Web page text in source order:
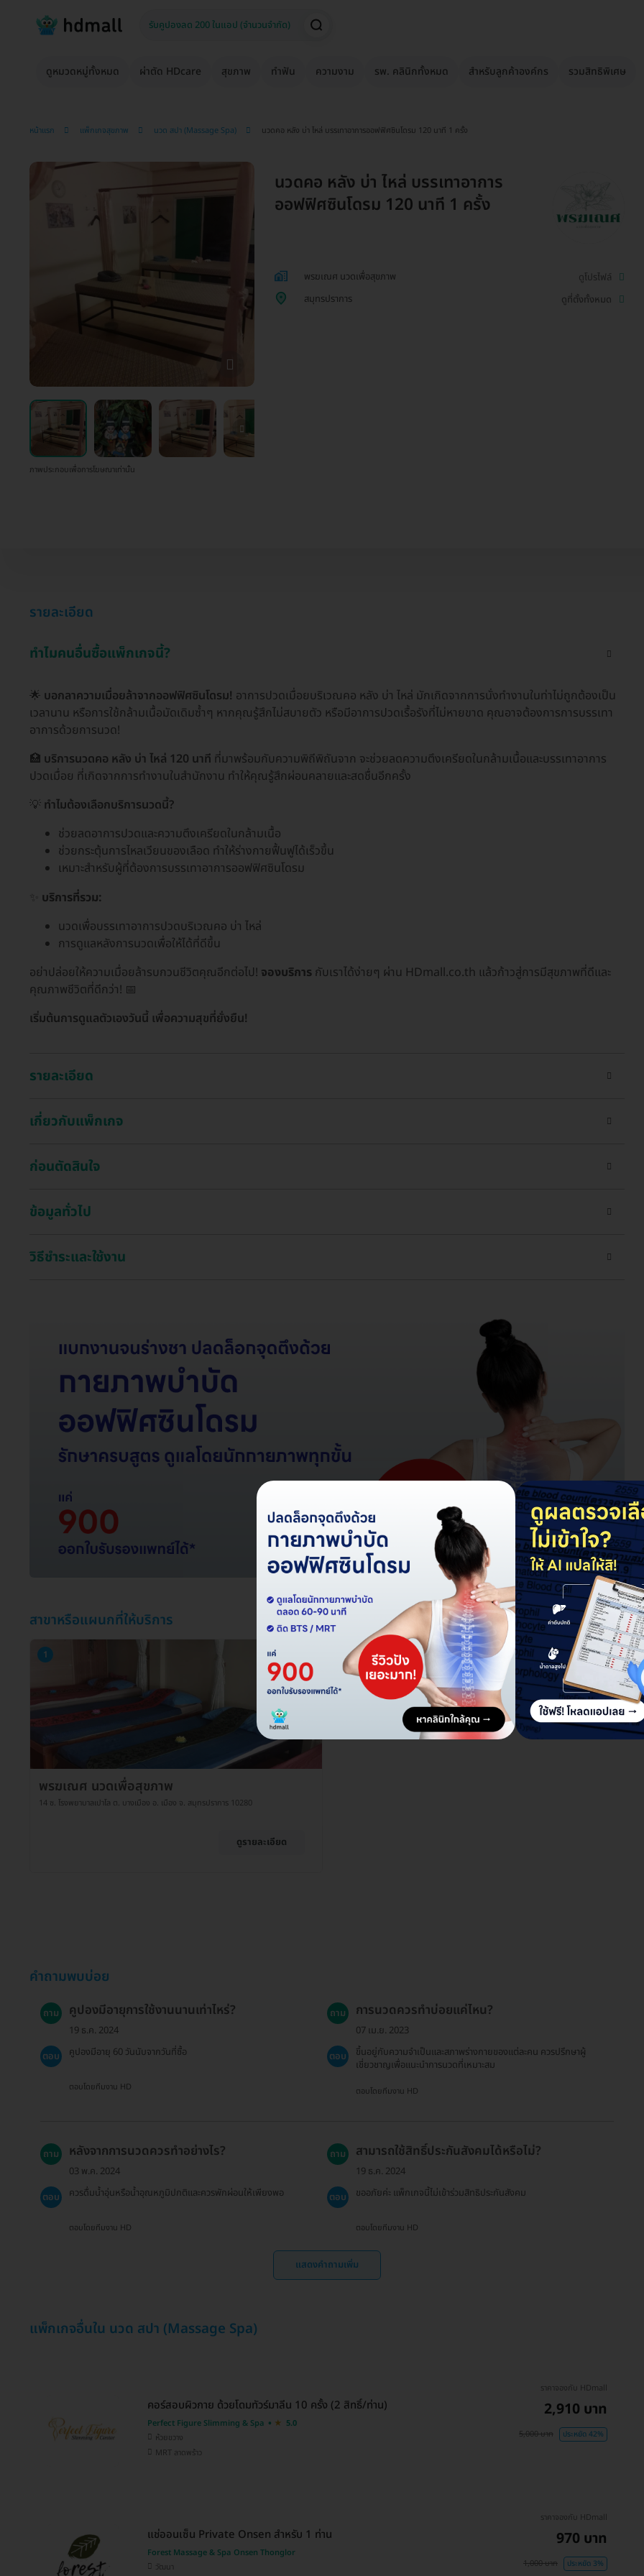
ดูหมวดหมู่ทั้งหมด ผ่าตัด HDcare สุขภาพ ทำฟัน ความงาม รพ. คลินิกทั้งหมด สำหรับลูกค้าองค์กร รวมสิทธิพิเศษ
หน้าแรก แพ็กเกจสุขภาพ นวด สปา (Massage Spa) นวดคอ หลัง บ่า ไหล่ บรรเทาอาการออฟฟิศซินโดรม 120 นาที 1 ครั้ง
ภาพประกอบเพื่อการโฆษณาเท่านั้น
นวดคอ หลัง บ่า ไหล่ บรรเทาอาการ
ออฟฟิศซินโดรม 120 นาที 1 ครั้ง
พรฆเณศ นวดเพื่อสุขภาพ
ดูโปรไฟล์
สมุทรปราการ
ดูที่ตั้งทั้งหมด
รายละเอียด
ทำไมคนอื่นซื้อแพ็กเกจนี้?
🌟 บอกลาความเมื่อยล้าจากออฟฟิศซินโดรม! อาการปวดเมื่อยบริเวณคอ หลัง บ่า ไหล่ มักเกิดจากการนั่งทำงานในท่าไม่ถูกต้องเป็น
เวลานาน หรือการใช้กล้ามเนื้อมัดเดิมซ้ำๆ หากคุณรู้สึกไม่สบายตัว หรือมีอาการปวดเรื้อรังที่ไม่หายขาด คุณอาจต้องการการบรรเทา
อาการด้วยการนวด!
🏥 บริการนวดคอ หลัง บ่า ไหล่ 120 นาที ที่มาพร้อมกับความพิถีพิถันจาก จะช่วยลดความตึงเครียดในกล้ามเนื้อและบรรเทาอาการ
ปวดเมื่อย ที่เกิดจากการทำงานในสำนักงาน ทำให้คุณรู้สึกผ่อนคลายและสดชื่นอีกครั้ง
💡 ทำไมต้องเลือกบริการนวดนี้?
ช่วยลดอาการปวดและความตึงเครียดในกล้ามเนื้อ
ช่วยกระตุ้นการไหลเวียนของเลือด ทำให้ร่างกายฟื้นฟูได้เร็วขึ้น
เหมาะสำหรับผู้ที่ต้องการบรรเทาอาการออฟฟิศซินโดรม
บริการที่รวม:
นวดเพื่อบรรเทาอาการปวดบริเวณคอ บ่า ไหล่
การดูแลหลังการนวดเพื่อให้ได้ที่ดีขึ้น
อย่าปล่อยให้ความเมื่อยล้ารบกวนชีวิตคุณอีกต่อไป! จองบริการ กับเราได้ง่ายๆ ผ่าน HDmall.co.th แล้วก้าวสู่การมีสุขภาพที่ดีและ
คุณภาพชีวิตที่ดีกว่า! 📅
เริ่มต้นการดูแลตัวเองวันนี้ เพื่อความสุขที่ยั่งยืน!
รายละเอียด
เกี่ยวกับแพ็กเกจ
ก่อนตัดสินใจ
ข้อมูลทั่วไป
วิธีชำระและใช้งาน
สาขาหรือแผนกที่ให้บริการ
1
พรฆเณศ นวดเพื่อสุขภาพ
14 ซ. โรงพยาบาลเปาโล ต. บางเมือง อ. เมือง จ. สมุทรปราการ 10280
ดูรายละเอียด
คำถามพบบ่อย
ถาม คูปองมีอายุการใช้งานนานเท่าไหร่?
19 ธ.ค. 2024
ตอบ
คูปองมีอายุ 60 วันนับจากวันที่ซื้อ
ตอบโดยทีมงาน HD
ถาม การนวดควรทำบ่อยแค่ไหน?
07 เม.ย. 2023
ตอบ
ขึ้นอยู่กับความจำเป็นและสภาพร่างกายของแต่ละคน ควรปรึกษาผู้
เชี่ยวชาญเพื่อแนะนำการนวดที่เหมาะสม
ตอบโดยทีมงาน HD
ถาม หลังจากการนวดควรทำอย่างไร?
03 พ.ค. 2024
ตอบ
ควรดื่มน้ำอุ่นหรือน้ำอุณหภูมิปกติและควรพักผ่อนให้เพียงพอ
ตอบโดยทีมงาน HD
ถาม สามารถใช้สิทธิ์ประกันสังคมได้หรือไม่?
19 ธ.ค. 2024
ตอบ
ขออภัยค่ะ แพ็กเกจนี้ไม่เข้าร่วมสิทธิประกันสังคม
ตอบโดยทีมงาน HD
แสดงคำถามเพิ่ม
แพ็กเกจอื่นใน นวด สปา (Massage Spa)
คอร์สอบผิวกาย ด้วยโดมทัวร์มาลีน 10 ครั้ง (2 สิทธิ์/ท่าน)
Perfect Figure Slimming & Spa
5.0
ห้วยขวาง
MRT ลาดพร้าว
ราคาจองกับ HDmall
2,910 บาท
5,000 บาท ประหยัด 42%
แช่ออนเซ็น Private Onsen สำหรับ 1 ท่าน
Forest Massage & Spa Onsen Thonglor
วัฒนา
ราคาจองกับ HDmall
970 บาท
1,000 บาท ประหยัด 3%